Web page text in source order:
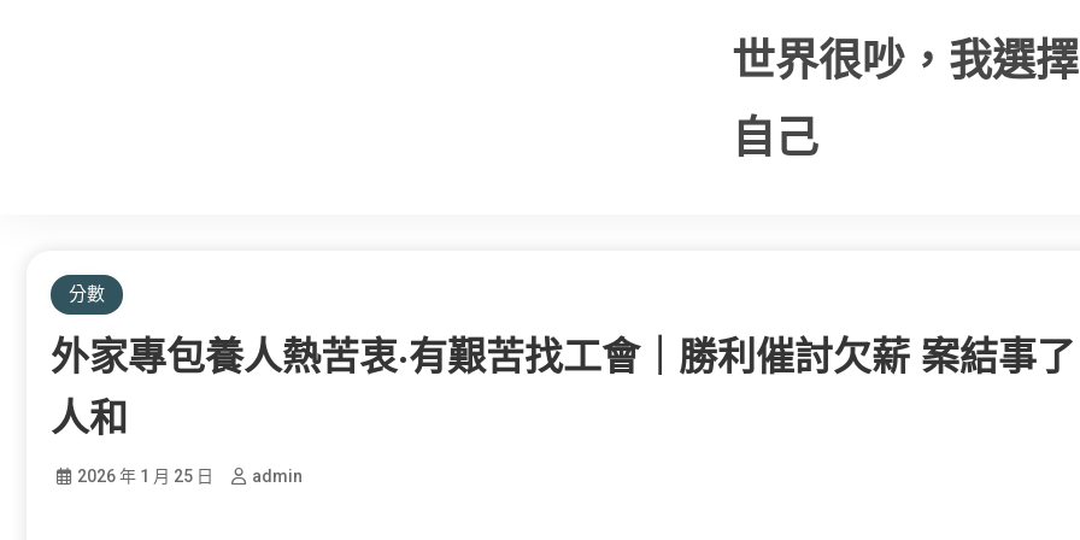
世界很吵，我選
自己
分數
外家專包養人熱苦衷·有艱苦找工會｜勝利催討欠薪 案結事了
人和
2026 年 1 月 25 日 admin